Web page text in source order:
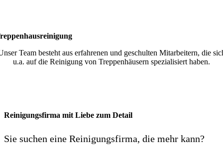
Team besteht aus erfahrenen und geschulten Mitarbeitern, die
u.a. auf die Reinigung von Treppenhäusern spezialisiert haben.
Reinigungsfirma mit Liebe zum Detail
Sie suchen eine Reinigungsfirma, die mehr kann?